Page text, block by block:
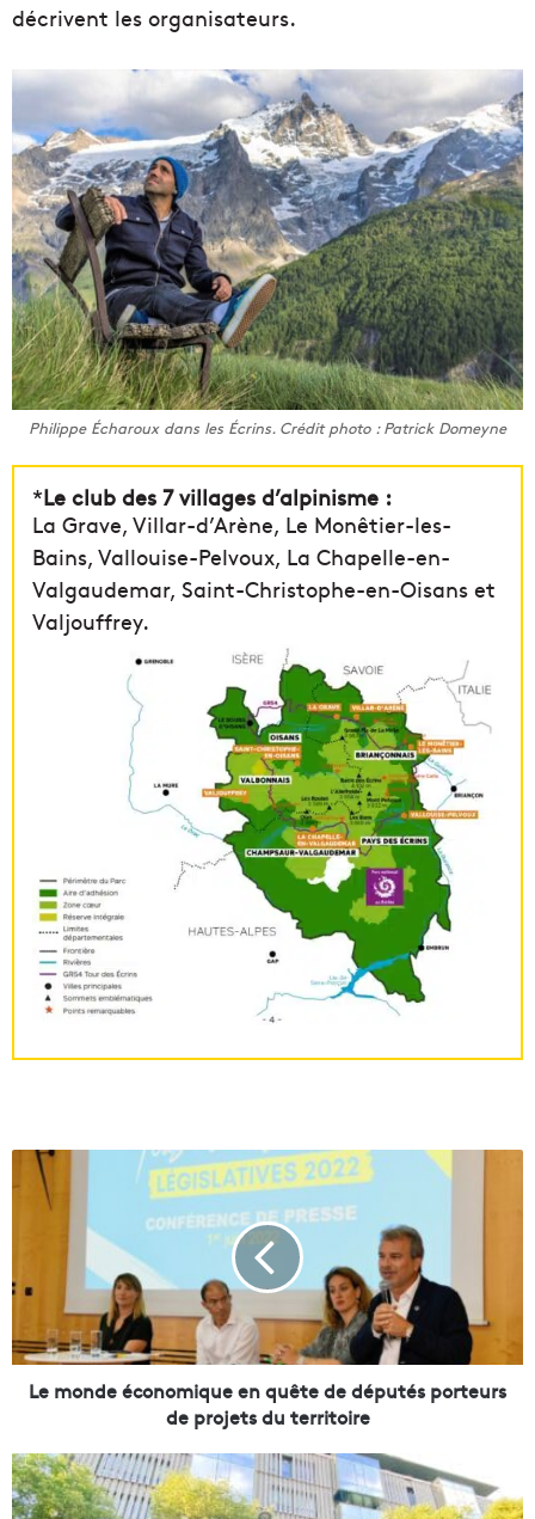
décrivent les organisateurs.
Philippe Écharoux dans les Écrins. Crédit photo : Patrick Domeyne
*Le club des 7 villages d’alpinisme :
La Grave, Villar-d’Arène, Le Monêtier-les-
Bains, Vallouise-Pelvoux, La Chapelle-en-
Valgaudemar, Saint-Christophe-en-Oisans et
Valjouffrey.
e
d
é
c
m
i
q
Le monde économique en quête de députés porteurs
de projets du territoire
À
l